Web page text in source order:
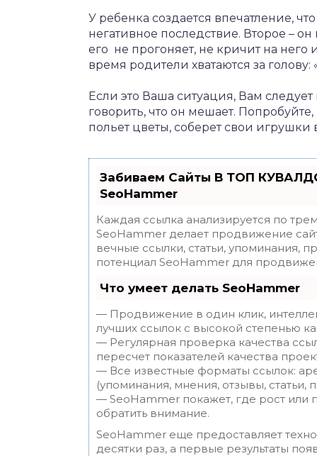
У ребенка создается впечатление,
негативное последствие. Второе –
его не прогоняет, не кричит на него
время родители хватаются за голову:
Если это Ваша ситуация, Вам
говорить, что он мешает.
польет цветы, соберет свои игрушки
Забиваем Сайты В ТОП
SeoHammer
Каждая ссылка анализируется по
SeoHammer делает продвижение
вечные ссылки, статьи, упоминания,
потенциал SeoHammer для
Что умеет делать SeoHammer
— Продвижение в один клик,
лучших ссылок с высокой степенью
— Регулярная проверка качества
пересчет показателей качества
— Все известные форматы ссылок:
(упоминания, мнения, отзывы, статьи,
— SeoHammer покажет, где рост или
обратить внимание.
SeoHammer еще предоставляет
десятки раз, а первые результаты